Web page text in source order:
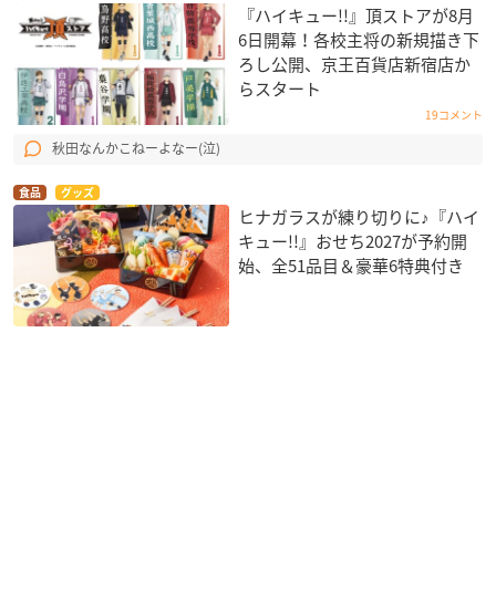
『ハイキュー!!』頂ストアが8月
6日開幕！各校主将の新規描き下
ろし公開、京王百貨店新宿店か
らスタート
19コメント
秋田なんかこねーよなー(泣)
食品 グッズ
ヒナガラスが練り切りに♪『ハイ
キュー!!』おせち2027が予約開
始、全51品目＆豪華6特典付き